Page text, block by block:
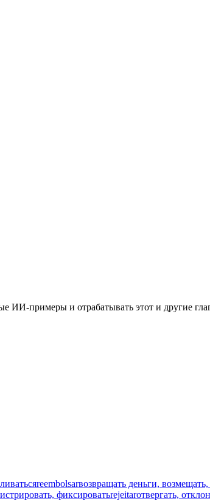
ИИ-примеры и отрабатывать этот и другие
reembolsarвозвращать деньги,
фиксироватьrejeitarотвергать,